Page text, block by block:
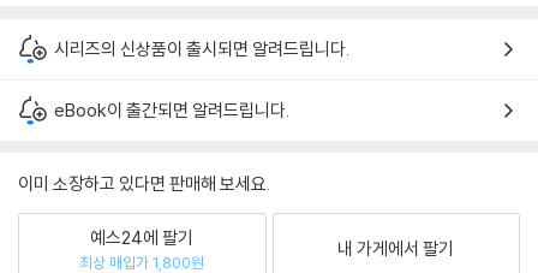
시리즈의 신상품이 출시되면 알려드립니다.
eBook이 출간되면 알려드립니다.
이미 소장하고 있다면 판매해 보세요.
예스24에 팔기
최상 매입가 1,800원
내 가게에서 팔기